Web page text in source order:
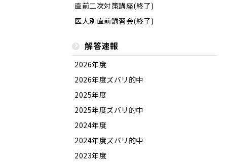
直前二次対策講座(終了)
医大別直前講習会(終了)
解答速報
2026年度
2026年度ズバリ的中
2025年度
2025年度ズバリ的中
2024年度
2024年度ズバリ的中
2023年度